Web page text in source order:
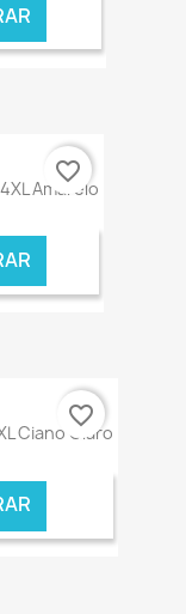
€ ONLINE
Amarelo
€ ONLINE
favorite_border
Ciano Claro
favorite_border